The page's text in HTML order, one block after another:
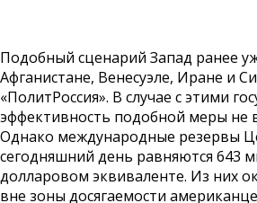
Подобный сценарий Запад ранее
Афганистане, Венесуэле, Иране и
«ПолитРоссия». В случае с этими
эффективность подобной меры не
Однако международные резервы
сегодняшний день равняются 643
долларовом эквиваленте. Из них
вне зоны досягаемости